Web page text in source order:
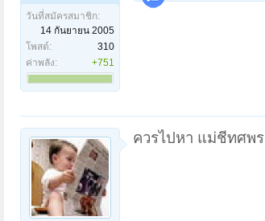
วันที่สมัครสมาชิก:
14 กันยายน 2005
โพสต์:
310
ค่าพลัง:
+751
ควรไปหา แม่ชีทศพร